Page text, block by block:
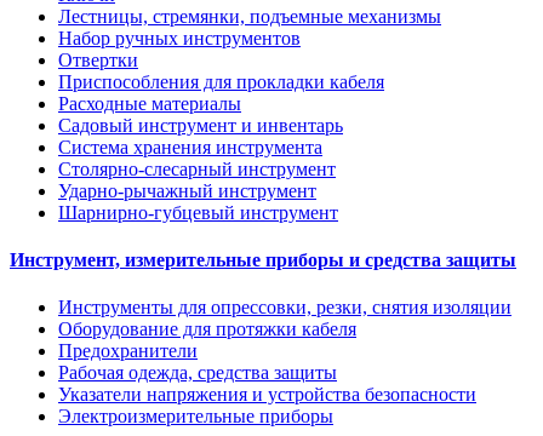
Лестницы, стремянки, подъемные механизмы
Набор ручных инструментов
Отвертки
Приспособления для прокладки кабеля
Расходные материалы
Садовый инструмент и инвентарь
Система хранения инструмента
Столярно-слесарный инструмент
Ударно-рычажный инструмент
Шарнирно-губцевый инструмент
Инструмент, измерительные приборы и средства защиты
Инструменты для опрессовки, резки, снятия изоляции
Оборудование для протяжки кабеля
Предохранители
Рабочая одежда, средства защиты
Указатели напряжения и устройства безопасности
Электроизмерительные приборы